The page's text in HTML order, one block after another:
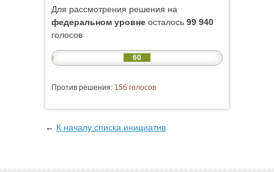
Для рассмотрения решения на
федеральном уровне осталось 99 940
голосов
60
Против решения: 156 голосов
← К началу списка инициатив